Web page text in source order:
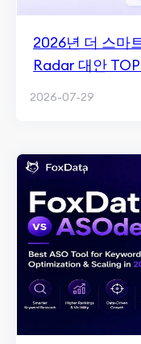
2026년 더 스마
Radar 대안
2026-07-29